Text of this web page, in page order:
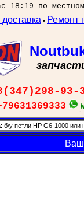
18:19 по
• Ремонт
93-